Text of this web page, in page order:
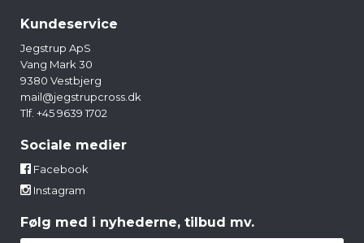
Kundeservice
Jegstrup ApS
Vang Mark 30
9380 Vestbjerg
mail@jegstrupcross.dk
Tlf. +45 9639 1702
Sociale medier
Facebook
Instagram
Følg med i nyhederne, tilbud mv.